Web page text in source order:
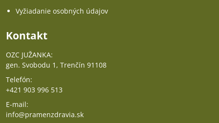
Vyžiadanie osobných údajov
Kontakt
OZC JUŽANKA:
gen. Svobodu 1, Trenčín 91108
Telefón:
+421 903 996 513
E-mail:
info@pramenzdravia.sk